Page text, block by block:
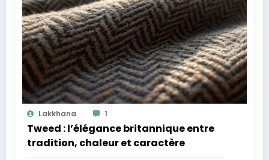
Lakkhana 1
Tweed : l’élégance britannique entre
tradition, chaleur et caractère